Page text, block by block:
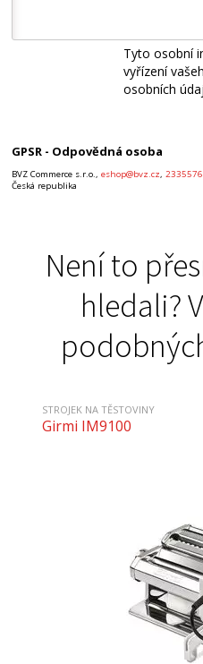
Tyto osobní
vyřízení
osobních
GPSR - Odpovědná osoba
BVZ Commerce s.r.o.,eshop@bvz.cz,
Česká republika
Není to
hledali?
STROJEK NA TĚSTOVINY
Girmi IM9100